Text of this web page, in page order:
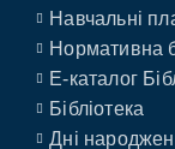
Навчальні
Нормативна
E-каталог
Бібліотека
Дні